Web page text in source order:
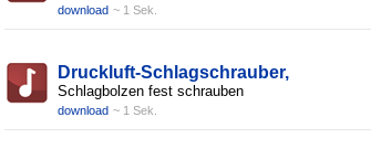
download ~ 1 Sek.
Druckluft-Schlagschrauber,
Schlagbolzen fest schrauben
download ~ 1 Sek.